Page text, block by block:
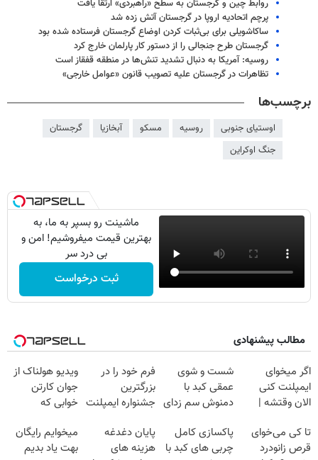
روابط چین و گرجستان به سطح «راهبردی» ارتقا یافت
پرچم اتحادیه اروپا در گرجستان آتش زده شد
ساکاشویلی برای بی‌ثبات کردن اوضاع گرجستان فرستاده شده بود
گرجستان طرح جنجالی را از دستور کار پارلمان خارج کرد
روسیه: آمریکا به دنبال تشدید تنش‌ها در منطقه قفقاز است
تظاهرات در گرجستان علیه تصویب قانون «عوامل خارجی»
برچسب‌ها
اوستیای جنوبی روسیه مسکو آبخازیا
گرجستان
جنگ اوکراین
ماشینت رو بسپر به ما، به
بهترین قیمت میفروشیم! امن و
بی درد سر
ثبت درخواست
مطالب پیشنهادی
اگر میخوای
ایمپلنت کنی
الان وقتشه |
میلیون تومان!!!
شست و شوی
عمقی کبد با
دمنوش سم زدای
فرم خود را در
بزرگترین
جشنواره ایمپلنت
فقط ۲۵ میلیون
ویدیو هولناک از
جوان کارتن
خوابی که
آموزش رایگان
تا کی می‌خوای
قرص زانودرد
پاکسازی کامل
چربی های کبد با
پایان دغدغه
هزینه های
میخوایم رایگان
بهت یاد بدیم